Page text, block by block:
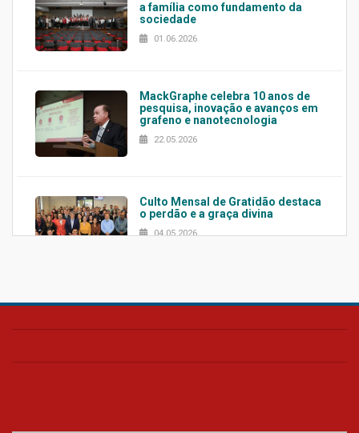
a família como fundamento da
sociedade
01.06.2026
MackGraphe celebra 10 anos de
pesquisa, inovação e avanços em
grafeno e nanotecnologia
22.05.2026
Culto Mensal de Gratidão destaca
o perdão e a graça divina
04.05.2026
Confira como foi o culto mensal